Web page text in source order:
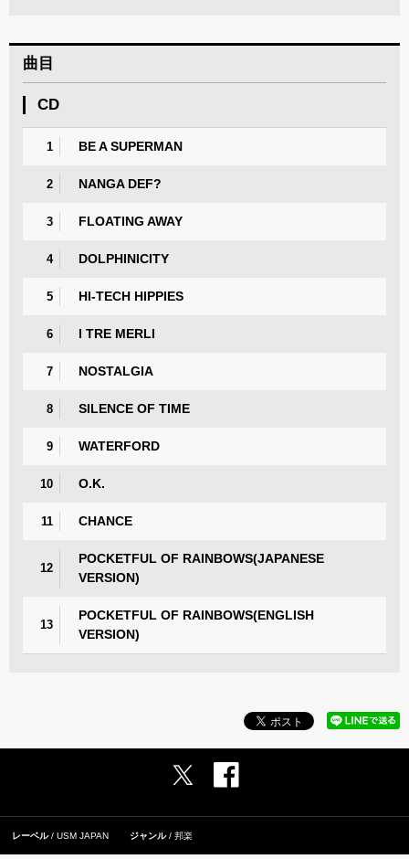
曲目
CD
1 BE A SUPERMAN
2 NANGA DEF?
3 FLOATING AWAY
4 DOLPHINICITY
5 HI-TECH HIPPIES
6 I TRE MERLI
7 NOSTALGIA
8 SILENCE OF TIME
9 WATERFORD
10 O.K.
11 CHANCE
12
POCKETFUL OF RAINBOWS(JAPANESE
VERSION)
13
POCKETFUL OF RAINBOWS(ENGLISH
VERSION)
レーベル USM JAPAN ジャンル 邦楽